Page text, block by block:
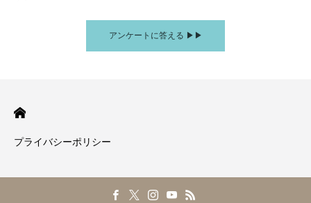
アンケートに答える ▶︎▶︎
プライバシーポリシー